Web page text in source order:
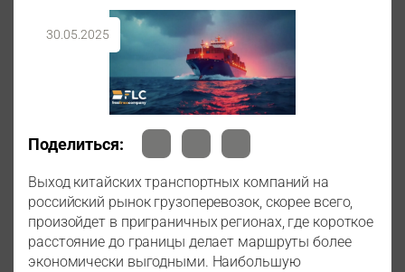
30.05.2025
Поделиться:
Выход китайских транспортных компаний на
российский рынок грузоперевозок, скорее всего,
произойдет в приграничных регионах, где короткое
расстояние до границы делает маршруты более
экономически выгодными. Наибольшую